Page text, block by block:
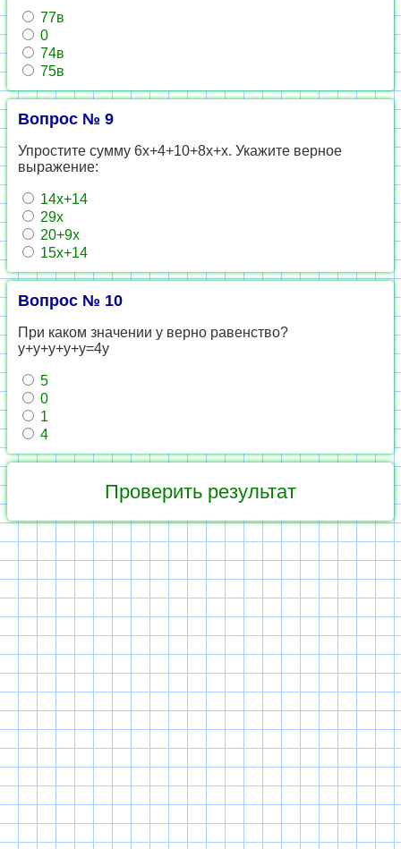
77в
0
74в
75в
Вопрос № 9
Упростите сумму 6х+4+10+8х+х. Укажите верное
выражение:
14х+14
29х
20+9х
15х+14
Вопрос № 10
При каком значении у верно равенство?
у+у+у+у+у=4у
5
0
1
4